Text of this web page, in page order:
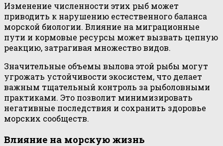
Изменение численности этих рыб может
приводить к нарушению естественного баланса
морской биологии. Влияние на миграционные
пути и кормовые ресурсы может вызвать цепную
реакцию, затрагивая множество видов.
Значительные объемы вылова этой рыбы могут
угрожать устойчивости экосистем, что делает
важным тщательный контроль за рыболовными
практиками. Это позволит минимизировать
негативные последствия и сохранить здоровье
морских сообществ.
Влияние на морскую жизнь